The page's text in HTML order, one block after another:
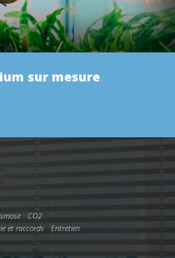
sur mesure
CO2
et raccords
Entretien